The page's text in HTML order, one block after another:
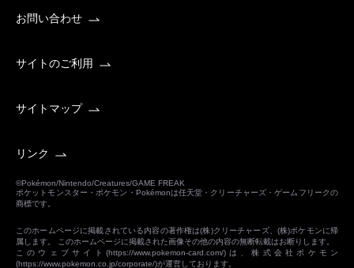
お問い合わせ
サイトのご利用
サイトマップ
リンク
©Pokémon/Nintendo/Creatures/GAME FREAK
ポケットモンスター・ポケモン・Pokémonは任天堂・クリーチャーズ・ゲームフリークの
商標です。
このホームページに掲載されている内容の著作権は(株)クリーチャーズ、(株)ポケモンに帰
属します。 このホームページに掲載された画像その他の内容の無断転載はお断りします。
このウェブサイト(https://www.pokemon-card.com/)は、株式会社ポケモン
(https://www.pokemon.co.jp/corporate/)が運営しております。